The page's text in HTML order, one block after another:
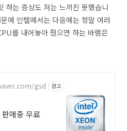
하는 증상도 저는 느끼진 못했습니
에 인텔에서는 다음에는 정말 여러
를 내어놓아 줬으면 하는 바램은
gsd 광고
매중 무료